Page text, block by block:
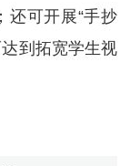
还可开展“手抄
达到拓宽学生视